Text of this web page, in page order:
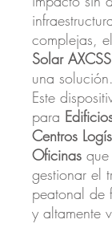
complejas, el
Solar
una solución.
Este
para
Centros
Oficinas
gestionar el
peatonal de
y altamente